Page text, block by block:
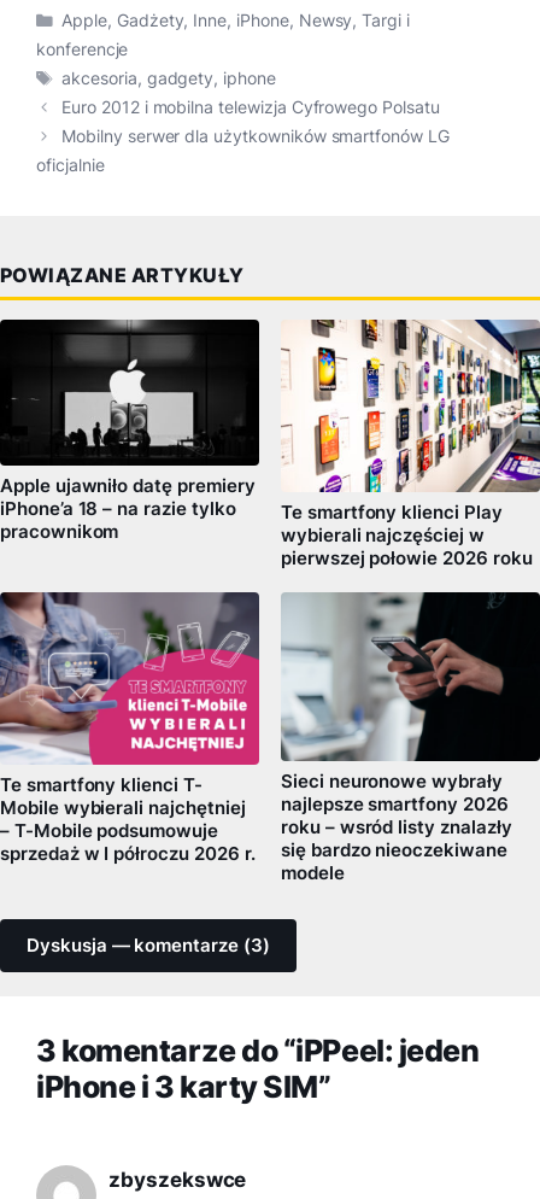
Kategorie
Apple, Gadżety, Inne, iPhone, Newsy,Targi i
konferencje
Tagi
akcesoria, gadgety, iphone
Euro 2012 i mobilna telewizja Cyfrowego Polsatu
Mobilny serwer dla użytkowników smartfonów LG
oficjalnie
POWIĄZANE ARTYKUŁY
Apple ujawniło datę premiery
iPhone’a 18 – na razie tylko
pracownikom
Te smartfony klienci Play
wybierali najczęściej w
pierwszej połowie 2026 roku
Te smartfony klienci T-
Mobile wybierali najchętniej
– T-Mobile podsumowuje
sprzedaż w I półroczu 2026 r.
Sieci neuronowe wybrały
najlepsze smartfony 2026
roku – wsród listy znalazły
się bardzo nieoczekiwane
modele
Dyskusja — komentarze (3)
3 komentarze do “iPPeel: jeden
iPhone i 3 karty SIM”
zbyszekswce